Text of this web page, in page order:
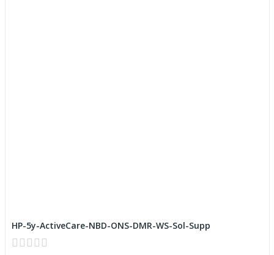
HP-5y-ActiveCare-NBD-ONS-DMR-WS-Sol-Supp